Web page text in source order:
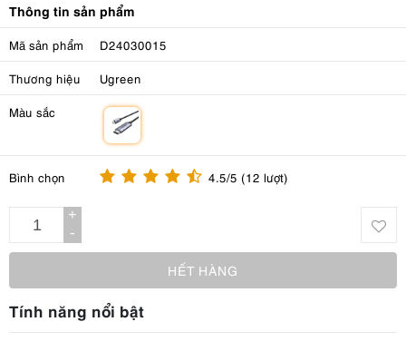
Thông tin sản phẩm
Mã sản phẩm D24030015
Thương hiệu Ugreen
Màu sắc
Bình chọn 4.5/5 (12 lượt)
+
-
HẾT HÀNG
Tính năng nổi bật